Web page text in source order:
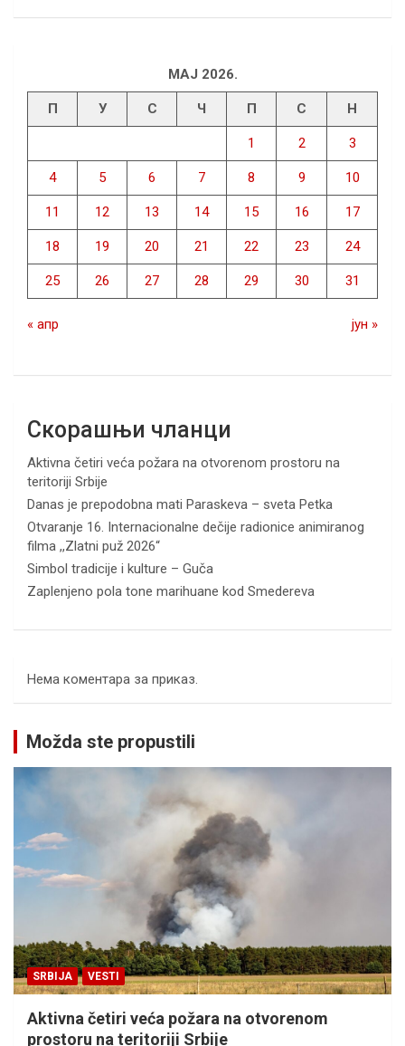
МАЈ 2026.
П У С Ч П С Н
1 2 3
4 5 6 7 8 9 10
11 12 13 14 15 16 17
18 19 20 21 22 23 24
25 26 27 28 29 30 31
« апр јун »
Скорашњи чланци
Aktivna četiri veća požara na otvorenom prostoru na
teritoriji Srbije
Danas je prepodobna mati Paraskeva – sveta Petka
Otvaranje 16. Internacionalne dečije radionice animiranog
filma ,,Zlatni puž 2026“
Simbol tradicije i kulture – Guča
Zaplenjeno pola tone marihuane kod Smedereva
Нема коментара за приказ.
Možda ste propustili
SRBIJA VESTI
Aktivna četiri veća požara na otvorenom
prostoru na teritoriji Srbije